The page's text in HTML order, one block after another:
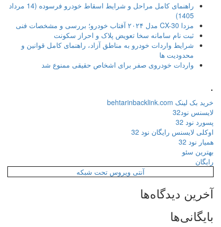
راهنمای کامل مراحل و شرایط اسقاط خودرو فرسوده (14 مرداد
1405)
مزدا CX-30 مدل ۲۰۲۴ آفتاب خودرو؛ بررسی و مشخصات فنی
ثبت نام سامانه سخا تعویض پلاک و احراز سکونت
شرایط واردات خودرو به مناطق آزاد، راهنمای کامل قوانین و
محدودیت ها
واردات خودروی صفر برای اشخاص حقیقی ممنوع شد
خرید بک لینک behtarinbacklink.com
لایسنس نود32
پسورد نود 32
اوکلی لایسنس رایگان نود 32
همیار نود 32
بهترین سئو
رایگان
آنتی ویروس تحت شبکه
آخرین دیدگاه‌ها
بایگانی‌ها